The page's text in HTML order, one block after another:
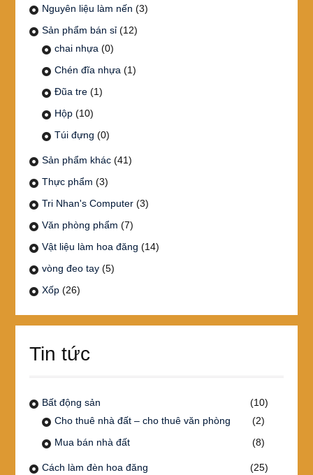
Nguyên liệu làm nến (3)
Sản phẩm bán sỉ (12)
chai nhựa (0)
Chén đĩa nhựa (1)
Đũa tre (1)
Hộp (10)
Túi đựng (0)
Sản phẩm khác (41)
Thực phẩm (3)
Tri Nhan's Computer (3)
Văn phòng phẩm (7)
Vật liệu làm hoa đăng (14)
vòng đeo tay (5)
Xốp (26)
Tin tức
Bất động sản
(10)
Cho thuê nhà đất – cho thuê văn phòng
(2)
Mua bán nhà đất
(8)
Cách làm đèn hoa đăng (25)